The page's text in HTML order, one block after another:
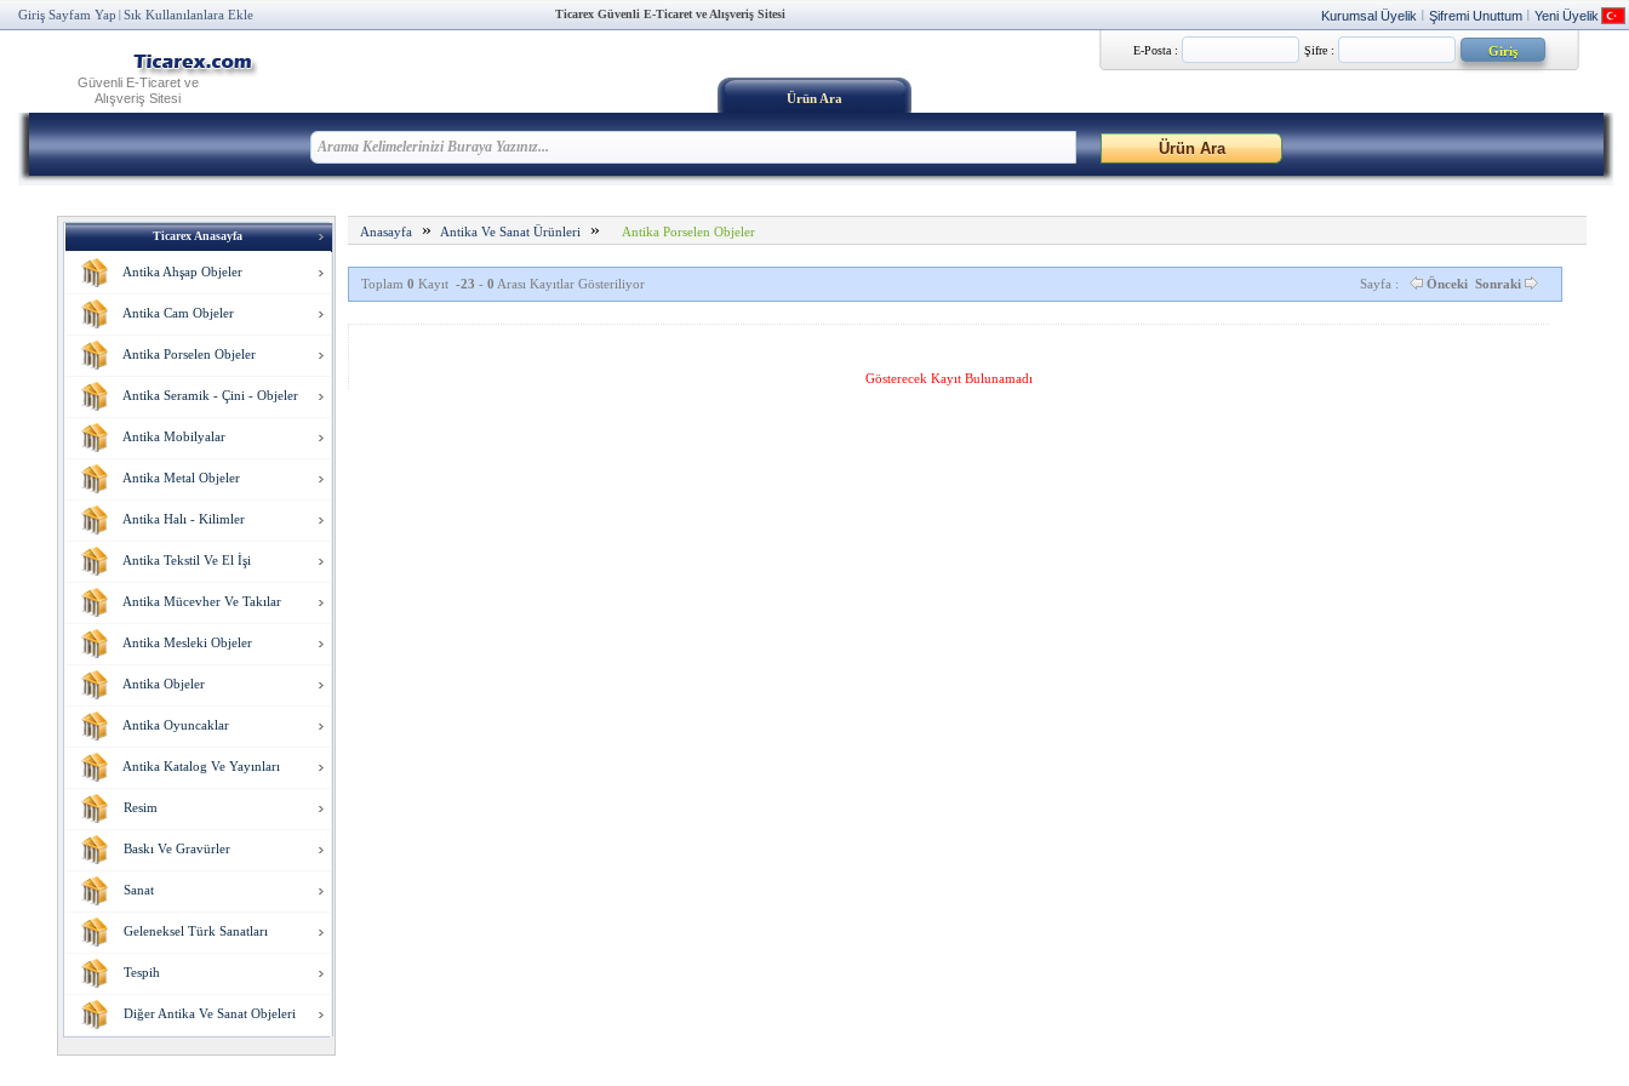
Giriş Sayfam Yap Sık Kullanılanlara Ekle Ticarex Güvenli E-Ticaret ve Alışveriş Sitesi Kurumsal Üyelik Şifremi Unuttum Yeni Üyelik
Güvenli E-Ticaret ve
Alışveriş Sitesi
E-Posta : Şifre :
Ürün Ara
Ticarex Anasayfa
Antika Ahşap Objeler
Antika Cam Objeler
Antika Porselen Objeler
Antika Seramik - Çini - Objeler
Antika Mobilyalar
Antika Metal Objeler
Antika Halı - Kilimler
Antika Tekstil Ve El İşi
Antika Mücevher Ve Takılar
Antika Mesleki Objeler
Antika Objeler
Antika Oyuncaklar
Antika Katalog Ve Yayınları
Resim
Baskı Ve Gravürler
Sanat
Geleneksel Türk Sanatları
Tespih
Diğer Antika Ve Sanat Objeleri
Anasayfa» Antika Ve Sanat Ürünleri » Antika Porselen Objeler
Toplam 0 Kayıt -23 - 0 Arası Kayıtlar Gösteriliyor Sayfa : Önceki Sonraki
Gösterecek Kayıt Bulunamadı